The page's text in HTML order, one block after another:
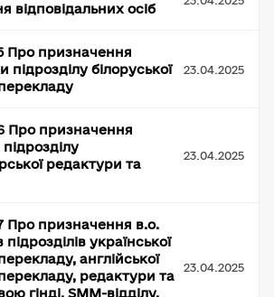
відповідальних осіб
Про призначення
білоруської
23.04.2025
Про призначення
редактури та
23.04.2025
Про призначення в.о.
української
англійської
редактури та
гінді, SMM-відділу,
23.04.2025